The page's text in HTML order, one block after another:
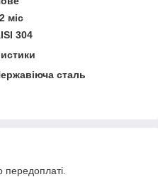
міс
304
сталь
передоплаті.